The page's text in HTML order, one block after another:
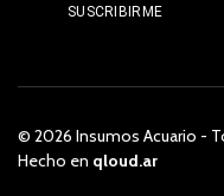
© 2026 Insumos Acuario -
Hecho en qloud.ar